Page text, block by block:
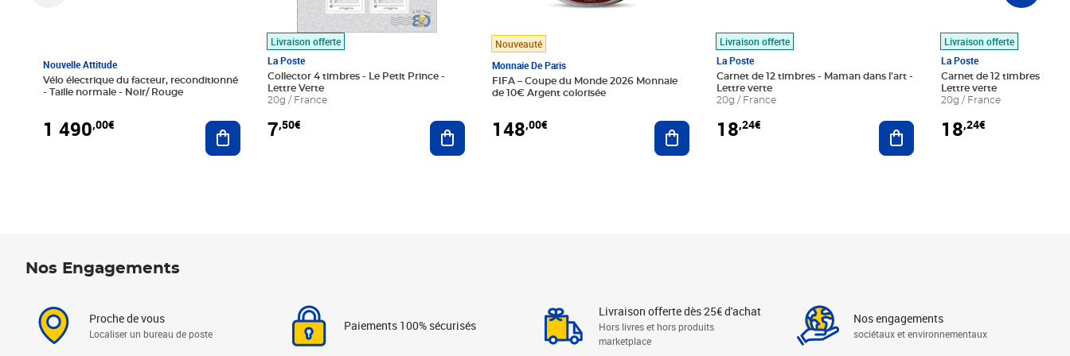
Nouvelle Attitude
Vélo électrique du facteur, reconditionné
- Taille normale - Noir/ Rouge
1 490,00€ Ajouter au panier
Livraison offerte
La Poste
Collector 4 timbres - Le Petit Prince -
Lettre Verte
20g / France
7,50€ Ajouter au panier
Nouveauté
Monnaie De Paris
FIFA – Coupe du Monde 2026 Monnaie
de 10€ Argent colorisée
148,00€ Ajouter au panier
Livraison offerte
La Poste
Carnet de 12 timbres - Maman dans l'art -
Lettre verte
20g / France
18,24€ Ajouter au panier
Livraison offerte
La Poste
Carnet de 12 timbres - Le
Lettre verte
20g / France
18,24€
Nos Engagements
Proche de vous
Localiser un bureau de poste
Paiements 100% sécurisés
Livraison offerte dès 25€ d'achat
Hors livres et hors produits
marketplace
Nos engagements
sociétaux et environnementaux